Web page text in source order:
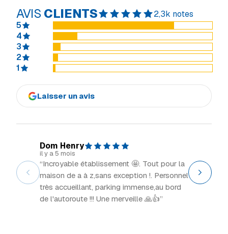
AVIS CLIENTS
2,3k notes
5
4
3
2
1
Laisser un avis
Dom Henry
il y a 5 mois
“Incroyable établissement 🤩. Tout pour la
maison de a à z,sans exception !. Personnel
très accueillant, parking immense,au bord
de l'autoroute !!! Une merveille 🙏👍”
“Grand